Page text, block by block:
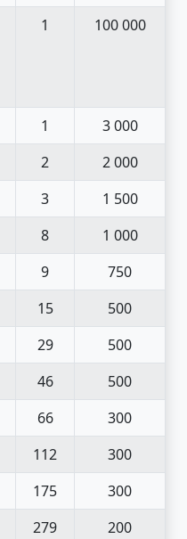
1 100 000
1
3 000
2
2 000
3
1 500
8
1 000
9
750
15
500
29
500
46
500
66
300
112
300
175
300
279
200